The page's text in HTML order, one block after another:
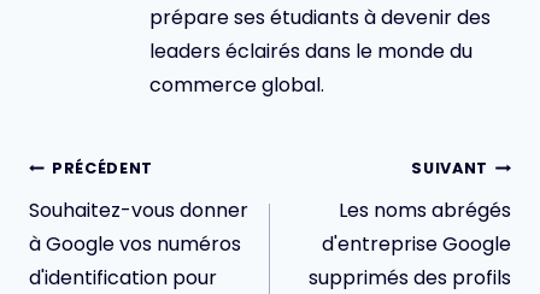
prépare ses étudiants à devenir des
leaders éclairés dans le monde du
commerce global.
Navigation
de
l’article
PRÉCÉDENT
Souhaitez-vous donner
à Google vos numéros
d'identification pour
SUIVANT
Les noms abrégés
d'entreprise Google
supprimés des profils